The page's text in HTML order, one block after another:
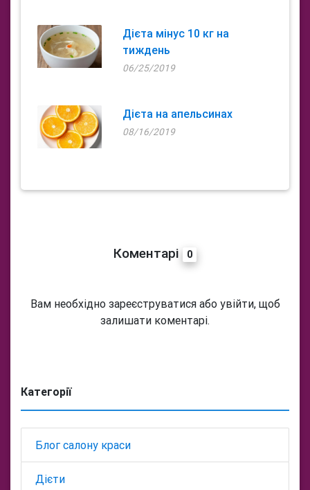
Дієта мінус 10 кг на
тиждень
06/25/2019
Дієта на апельсинах
08/16/2019
Коментарі 0
Вам необхідно зареєструватися або увійти, щоб
залишати коментарі.
Категорії
Блог салону краси
Дієти